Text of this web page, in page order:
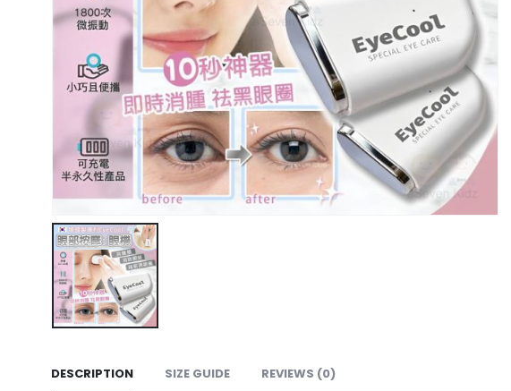
DESCRIPTION SIZE GUIDE REVIEWS (0)